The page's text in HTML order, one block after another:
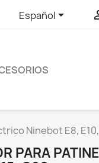
Español
Ninebot E8, E10,
PARA